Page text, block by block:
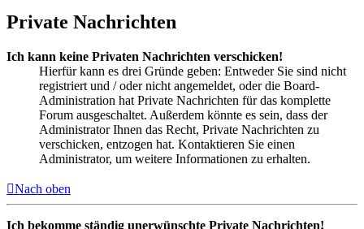
Private Nachrichten
Ich kann keine Privaten Nachrichten verschicken!
Hierfür kann es drei Gründe geben: Entweder Sie sind nicht
registriert und / oder nicht angemeldet, oder die Board-
Administration hat Private Nachrichten für das komplette
Forum ausgeschaltet. Außerdem könnte es sein, dass der
Administrator Ihnen das Recht, Private Nachrichten zu
verschicken, entzogen hat. Kontaktieren Sie einen
Administrator, um weitere Informationen zu erhalten.
Nach oben
Ich bekomme ständig unerwünschte Private Nachrichten!